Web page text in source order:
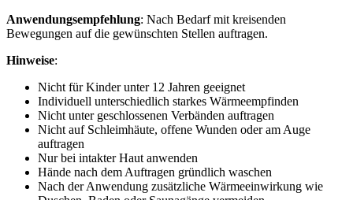
Anwendungsempfehlung: Nach Bedarf mit kreisenden
Bewegungen auf die gewünschten Stellen auftragen.
Hinweise:
Nicht für Kinder unter 12 Jahren geeignet
Individuell unterschiedlich starkes Wärmeempfinden
Nicht unter geschlossenen Verbänden auftragen
Nicht auf Schleimhäute, offene Wunden oder am Auge
auftragen
Nur bei intakter Haut anwenden
Hände nach dem Auftragen gründlich waschen
Nach der Anwendung zusätzliche Wärmeeinwirkung wie